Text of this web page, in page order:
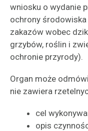
wniosku o wydanie
ochrony
zakazów wobec
grzybów, roślin i
ochronie przyrody).
Organ może
nie zawiera
cel
opis